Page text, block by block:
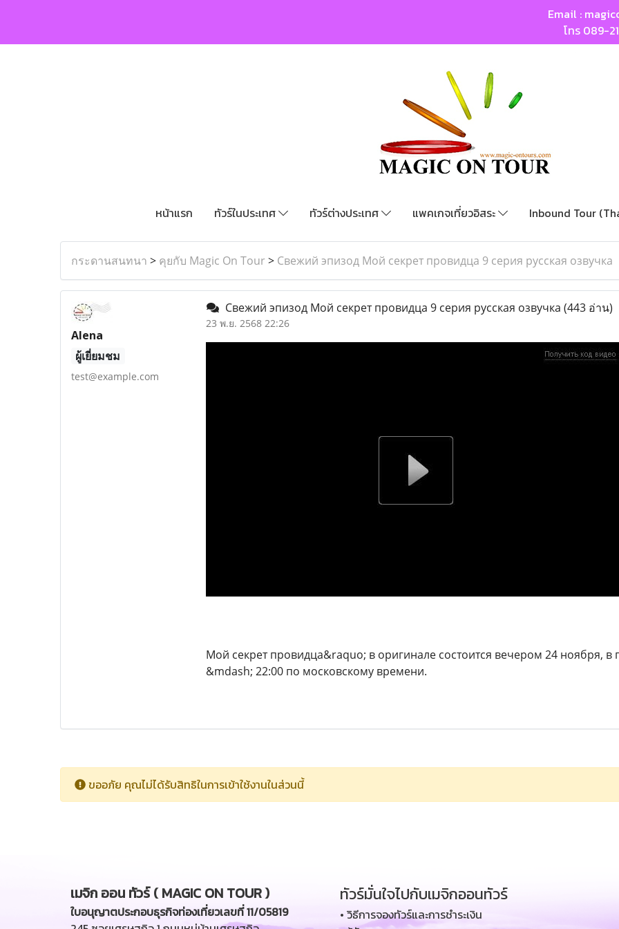
Email :
โทร 089-
หน้าแรก ทัวร์ในประเทศ ทัวร์ต่างประเทศ แพคเกจเที่ยวอิสระ Inbound Tour
กระดานสนทนา > คุยกับ Magic On Tour > Свежий эпизод Мой секрет провидца 9 серия русская озвучка
Alena
ผู้เยี่ยมชม
test@example.com
Свежий эпизод Мой секрет провидца 9 серия русская озвучка (443 อ่าน)
23 พ.ย. 2568 22:26
Мой секрет провидца&raquo; в оригинале состоится вечером 24 ноября,
&mdash; 22:00 по московскому времени.
ขออภัย คุณไม่ได้รับสิทธิในการเข้าใช้งานในส่วนนี้
เมจิก ออน ทัวร์ ( MAGIC ON TOUR )
ใบอนุญาตประกอบธุรกิจท่องเที่ยวเลขที่ 11/05819
ทัวร์มั่นใจไปกับเมจิกออนทัวร์
• วิธีการจองทัวร์และการชำระเงิน